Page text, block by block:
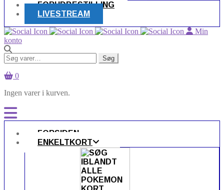
FORUDBESTILLING
LIVESTREAM
Min
konto
Søg
efter:
Søg
0
Ingen varer i kurven.
FORSIDEN
ENKELTKORT